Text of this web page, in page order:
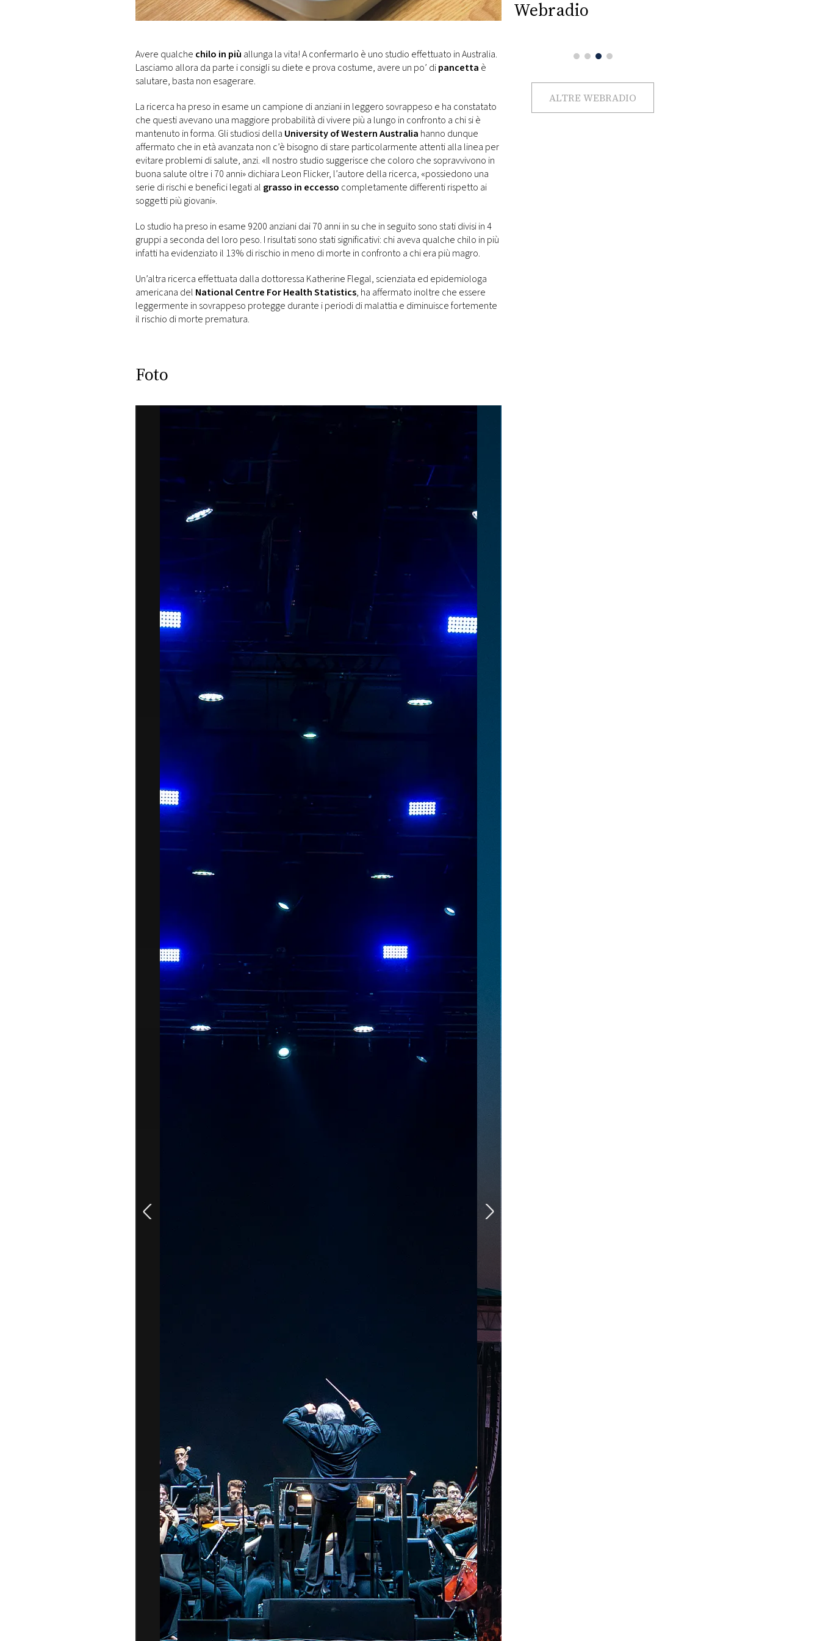
DI
MONACO
RMC
CONSIGLIA
Avere qualche chilo in più allunga la vita! A confermarlo è uno studio effettuato in Australia.
Lasciamo allora da parte i consigli su diete e prova costume, avere un po’ dipancetta è
salutare, basta non esagerare.
La ricerca ha preso in esame un campione di anziani in leggero sovrappeso e ha constatato
che questi avevano una maggiore probabilità di vivere più a lungo in confronto a chi si è
mantenuto in forma. Gli studiosi della University of Western Australia hanno dunque
affermato che in età avanzata non c’è bisogno di stare particolarmente attenti alla linea per
evitare problemi di salute, anzi. «Il nostro studio suggerisce che coloro che sopravvivono in
buona salute oltre i 70 anni» dichiara Leon Flicker, l’autore della ricerca, «possiedono una
serie di rischi e benefici legati al grasso in eccesso completamente differenti rispetto ai
soggetti più giovani».
Lo studio ha preso in esame 9200 anziani dai 70 anni in su che in seguito sono stati divisi in 4
gruppi a seconda del loro peso. I risultati sono stati significativi: chi aveva qualche chilo in più
infatti ha evidenziato il 13% di rischio in meno di morte in confronto a chi era più magro.
Un’altra ricerca effettuata dalla dottoressa Katherine Flegal, scienziata ed epidemiologa
americana del National Centre For Health Statistics, ha affermato inoltre che essere
leggermente in sovrappeso protegge durante i periodi di malattia e diminuisce fortemente
il rischio di morte prematura.
Foto
Webradio
ALTRE WEBRADIO